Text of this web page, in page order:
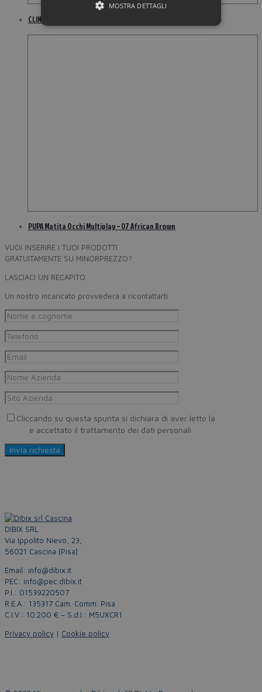
CLINIQUE Quickliner For Eyes Intense 07 Intense Ivy
PUPA Matita Occhi Multiplay – 07 African Brown
VUOI INSERIRE I TUOI PRODOTTI
GRATUITAMENTE SU MINORPREZZO?
LASCIACI UN RECAPITO
Un nostro incaricato provvederà a ricontattarti
Cliccando su questa spunta si dichiara di aver letto la
e accettato il trattamento dei dati personali
DIBIX SRL
Via Ippolito Nievo, 23,
56021 Cascina (Pisa)
Email: info@dibix.it
PEC: info@pec.dibix.it
P.I.: 01539220507
R.E.A.: 135317 Cam. Comm. Pisa
C.I.V.: 10.200 € – S.d.I.: M5UXCR1
Privacy policy | Cookie policy
MOSTRA DETTAGLI